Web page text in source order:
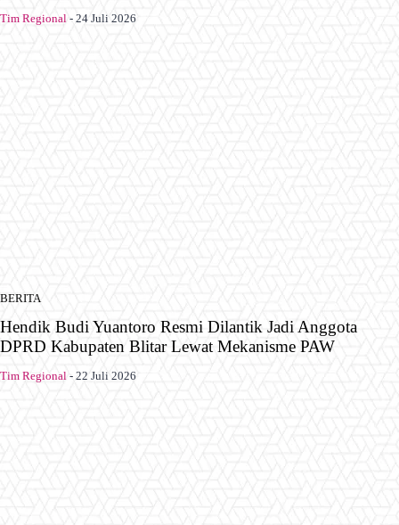
Tim Regional - 24 Juli 2026
BERITA
Hendik Budi Yuantoro Resmi Dilantik Jadi Anggota
DPRD Kabupaten Blitar Lewat Mekanisme PAW
Tim Regional - 22 Juli 2026